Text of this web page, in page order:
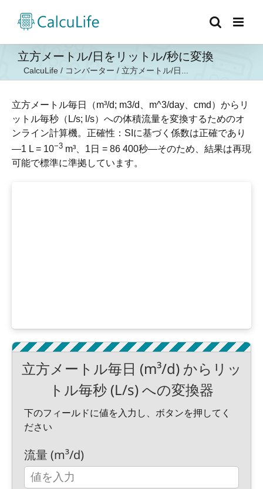
立方メートル/日をリットル/秒に変換
CalcuLife / コンバーター / 立方メートル/日...
立方メートル毎日（m³/d; m3/d、m^3/day、cmd）からリ
ットル毎秒（L/s; l/s）への体積流量を変換するためのオ
ンライン計算機。正確性：SIに基づく係数は正確であり
—1 L = 10−3 m³、1日 = 86 400秒—そのため、結果は再現
可能で標準に準拠しています。
立方メートル毎日 (m³/d) からリッ
トル毎秒 (L/s) への変換器
下のフィールドに値を入力し、ボタンを押してく
ださい
流量 (m³/d)